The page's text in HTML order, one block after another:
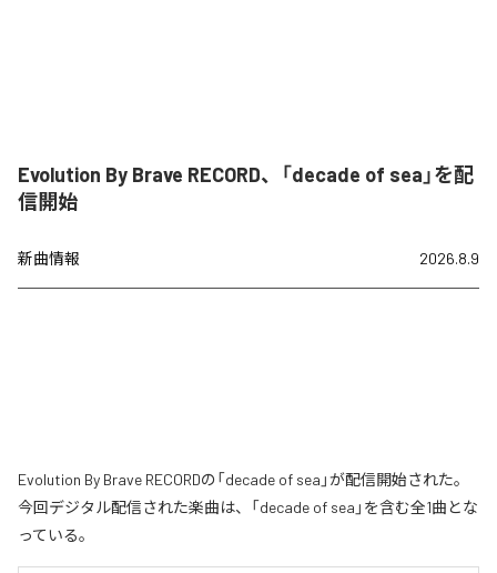
Evolution By Brave RECORD、「decade of sea」を配
信開始
新曲情報 2026.8.9
Evolution By Brave RECORDの「decade of sea」が配信開始された。
今回デジタル配信された楽曲は、「decade of sea」を含む全1曲とな
っている。